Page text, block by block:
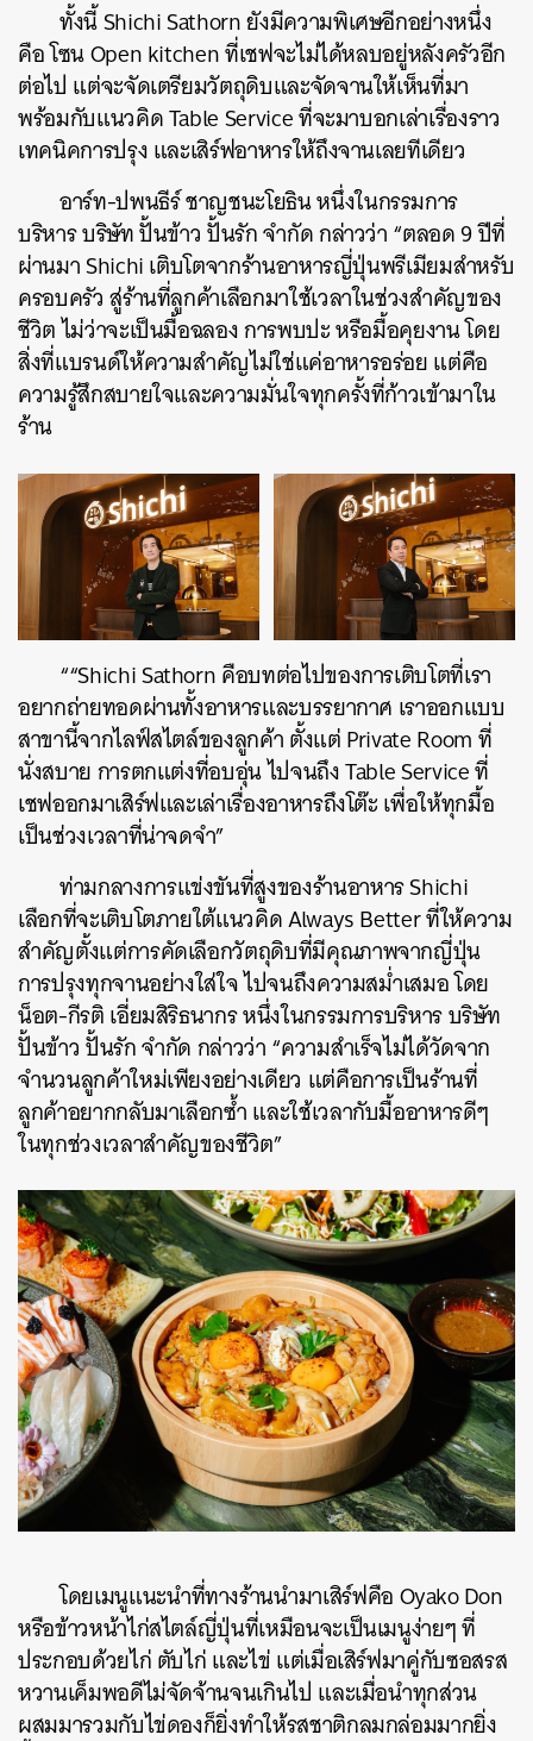
ทั้งนี้ Shichi Sathorn ยังมีความพิเศษอีกอย่างหนึ่ง
คือ โซน Open kitchen ที่เชฟจะไม่ได้หลบอยู่หลังครัวอีก
ต่อไป แต่จะจัดเตรียมวัตถุดิบและจัดจานให้เห็นที่มา
พร้อมกับแนวคิด Table Service ที่จะมาบอกเล่าเรื่องราว
เทคนิคการปรุง และเสิร์ฟอาหารให้ถึงจานเลยทีเดียว
อาร์ท-ปพนธีร์ ชาญชนะโยธิน หนึ่งในกรรมการ
บริหาร บริษัท ปั้นข้าว ปั้นรัก จำกัด กล่าวว่า “ตลอด 9 ปีที่
ผ่านมา Shichi เติบโตจากร้านอาหารญี่ปุ่นพรีเมียมสำหรับ
ครอบครัว สู่ร้านที่ลูกค้าเลือกมาใช้เวลาในช่วงสำคัญของ
ชีวิต ไม่ว่าจะเป็นมื้อฉลอง การพบปะ หรือมื้อคุยงาน โดย
สิ่งที่แบรนด์ให้ความสำคัญไม่ใช่แค่อาหารอร่อย แต่คือ
ความรู้สึกสบายใจและความมั่นใจทุกครั้งที่ก้าวเข้ามาใน
ร้าน
““Shichi Sathorn คือบทต่อไปของการเติบโตที่เรา
อยากถ่ายทอดผ่านทั้งอาหารและบรรยากาศ เราออกแบบ
สาขานี้จากไลฟ์สไตล์ของลูกค้า ตั้งแต่ Private Room ที่
นั่งสบาย การตกแต่งที่อบอุ่น ไปจนถึง Table Service ที่
เชฟออกมาเสิร์ฟและเล่าเรื่องอาหารถึงโต๊ะ เพื่อให้ทุกมื้อ
เป็นช่วงเวลาที่น่าจดจำ”
ท่ามกลางการแข่งขันที่สูงของร้านอาหาร Shichi
เลือกที่จะเติบโตภายใต้แนวคิด Always Better ที่ให้ความ
สำคัญตั้งแต่การคัดเลือกวัตถุดิบที่มีคุณภาพจากญี่ปุ่น
การปรุงทุกจานอย่างใส่ใจ ไปจนถึงความสม่ำเสมอ โดย
น็อต-กีรติ เอี่ยมสิริธนากร หนึ่งในกรรมการบริหาร บริษัท
ปั้นข้าว ปั้นรัก จำกัด กล่าวว่า “ความสำเร็จไม่ได้วัดจาก
จำนวนลูกค้าใหม่เพียงอย่างเดียว แต่คือการเป็นร้านที่
ลูกค้าอยากกลับมาเลือกซ้ำ และใช้เวลากับมื้ออาหารดีๆ
ในทุกช่วงเวลาสำคัญของชีวิต”
โดยเมนูแนะนำที่ทางร้านนำมาเสิร์ฟคือ Oyako Don
หรือข้าวหน้าไก่สไตล์ญี่ปุ่นที่เหมือนจะเป็นเมนูง่ายๆ ที่
ประกอบด้วยไก่ ตับไก่ และไข่ แต่เมื่อเสิร์ฟมาคู่กับซอสรส
หวานเค็มพอดีไม่จัดจ้านจนเกินไป และเมื่อนำทุกส่วน
ผสมมารวมกับไข่ดองก็ยิ่งทำให้รสชาติกลมกล่อมมากยิ่ง